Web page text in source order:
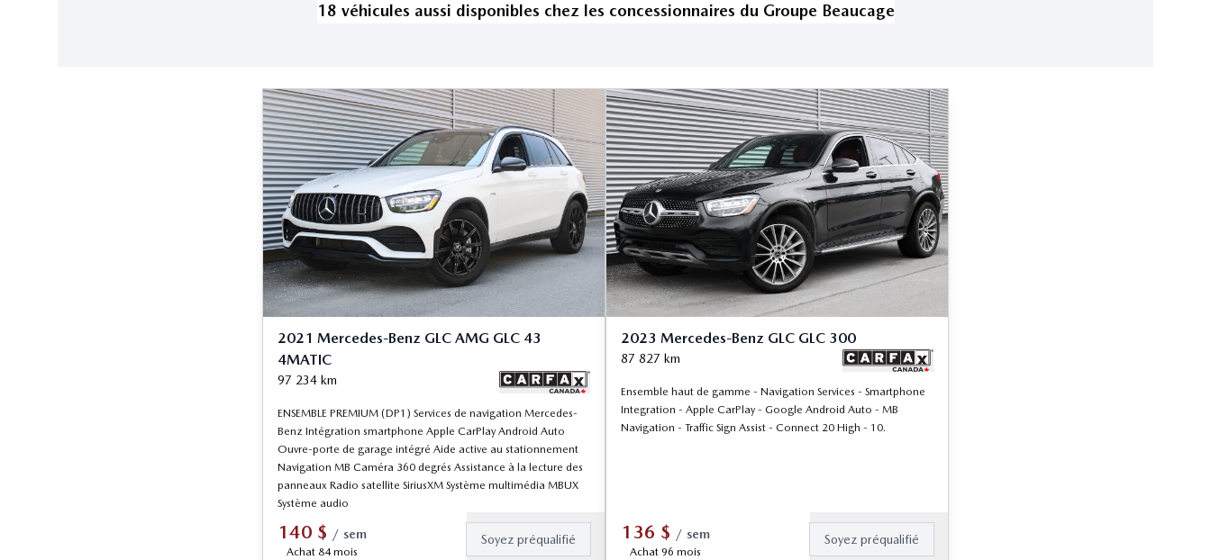
18 véhicules aussi disponibles chez les concessionnaires du Groupe Beaucage
2021 Mercedes-Benz GLC AMG GLC 43
4MATIC
97 234km
ENSEMBLE PREMIUM (DP1) Services de navigation Mercedes-
Benz Intégration smartphone Apple CarPlay Android Auto
Ouvre-porte de garage intégré Aide active au stationnement
Navigation MB Caméra 360 degrés Assistance à la lecture des
panneaux Radio satellite SiriusXM Système multimédia MBUX
Système audio
140 $ / sem
Achat 84 mois
Soyez préqualifié
2023 Mercedes-Benz GLC GLC 300
87 827 km
Ensemble haut de gamme - Navigation Services - Smartphone
Integration - Apple CarPlay - Google Android Auto - MB
Navigation - Traffic Sign Assist - Connect 20 High - 10.
136 $ / sem
Achat 96 mois
Soyez préqualifié